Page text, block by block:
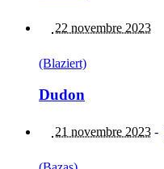
22 novembre 2023
(Blaziert)
Dudon
21 novembre 2023 -